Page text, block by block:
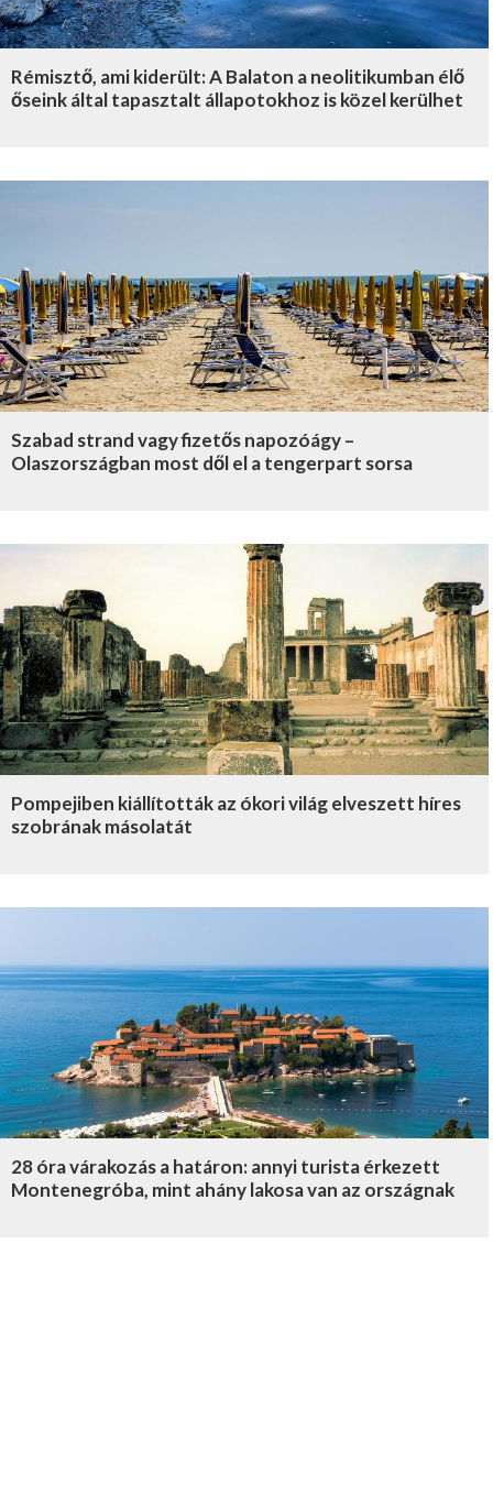
Rémisztő, ami kiderült: A Balaton a neolitikumban élő
őseink által tapasztalt állapotokhoz is közel kerülhet
Szabad strand vagy fizetős napozóágy –
Olaszországban most dől el a tengerpart sorsa
Pompejiben kiállították az ókori világ elveszett híres
szobrának másolatát
28 óra várakozás a határon: annyi turista érkezett
Montenegróba, mint ahány lakosa van az országnak